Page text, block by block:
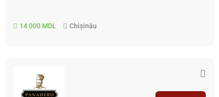
14 000 MDL Chișinău